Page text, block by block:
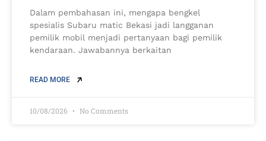
Dalam pembahasan ini, mengapa bengkel
spesialis Subaru matic Bekasi jadi langganan
pemilik mobil menjadi pertanyaan bagi pemilik
kendaraan. Jawabannya berkaitan
READ MORE
10/08/2026 No Comments